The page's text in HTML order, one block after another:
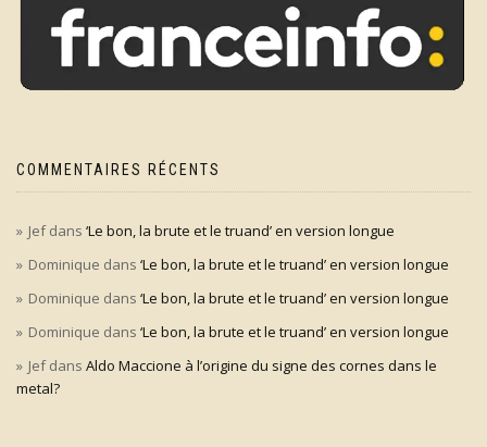
COMMENTAIRES RÉCENTS
Jefdans ‘Le bon, la brute et le truand’ en version longue
Dominique dans ‘Le bon, la brute et le truand’ en version longue
Dominique dans ‘Le bon, la brute et le truand’ en version longue
Dominique dans ‘Le bon, la brute et le truand’ en version longue
Jefdans Aldo Maccione à l’origine du signe des cornes dans le
metal?